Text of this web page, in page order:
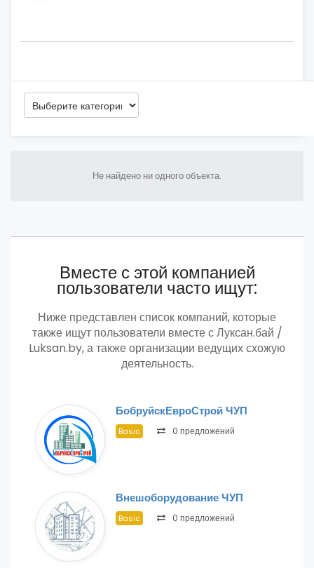
Не найдено ни одного объекта.
Вместе с этой компанией
пользователи часто ищут:
Ниже представлен список компаний, которые
также ищут пользователи вместе с Луксан.бай /
Luksan.by, а также организации ведущих схожую
деятельность.
БобруйскЕвроСтрой ЧУП
Basic 0 предложений
Внешоборудование ЧУП
Basic 0 предложений